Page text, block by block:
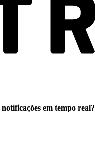
notificações em tempo real?